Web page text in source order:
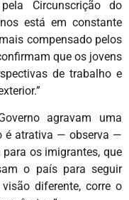
Circunscrição do
está em constante
compensado pelos
que os jovens
de trabalho e
agravam uma
é atrativa — observa —
os imigrantes, que
o país para seguir
diferente, corre o